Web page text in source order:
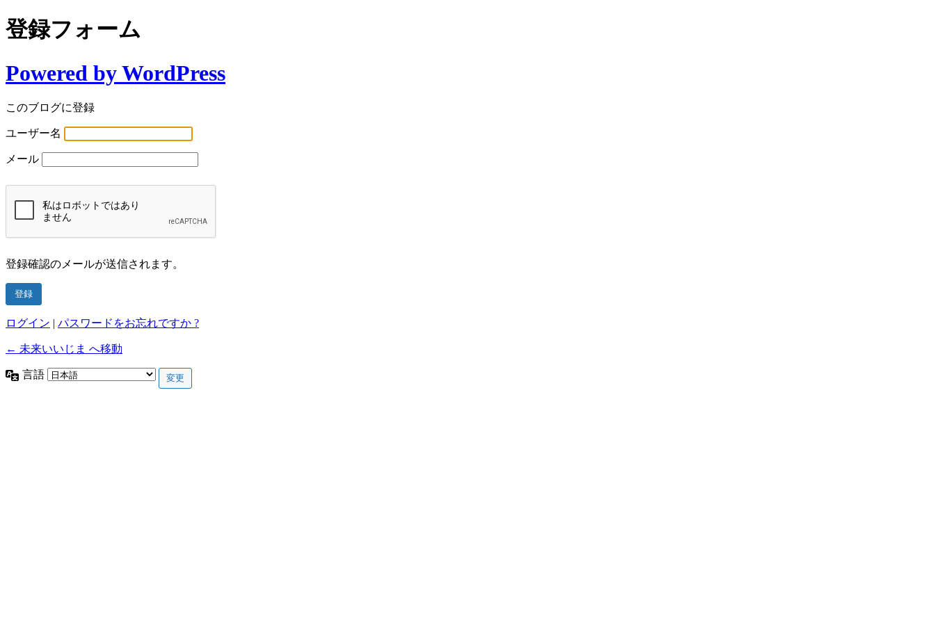
登録フォーム
Powered by WordPress
このブログに登録
ユーザー名
メール
登録確認のメールが送信されます。
ログイン | パスワードをお忘れですか ?
← 未来いいじま へ移動
言語